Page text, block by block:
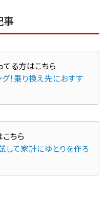
事
！乗り換え先におすす
して家計にゆとりを作ろ